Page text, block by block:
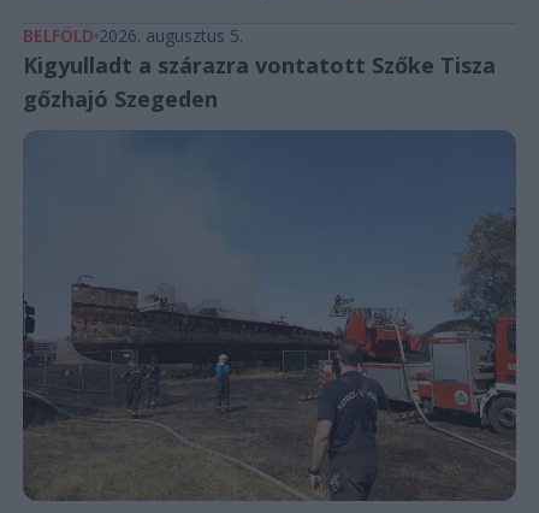
BELFÖLD 2026. augusztus 5.
Kigyulladt a szárazra vontatott Szőke Tisza
gőzhajó Szegeden